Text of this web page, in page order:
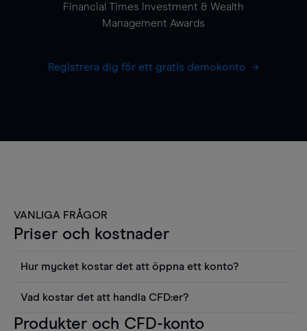
Financial Times Investment & Wealth
Management Awards
Registrera dig för ett gratis demokonto
VANLIGA FRÅGOR
Priser och kostnader
Hur mycket kostar det att öppna ett konto?
använda sådana verktyg som diagram, Reuters
Vad kostar det att handla CFD:er?
Det är en rad kostnader att tänka på när man
Produkter och CFD-konto